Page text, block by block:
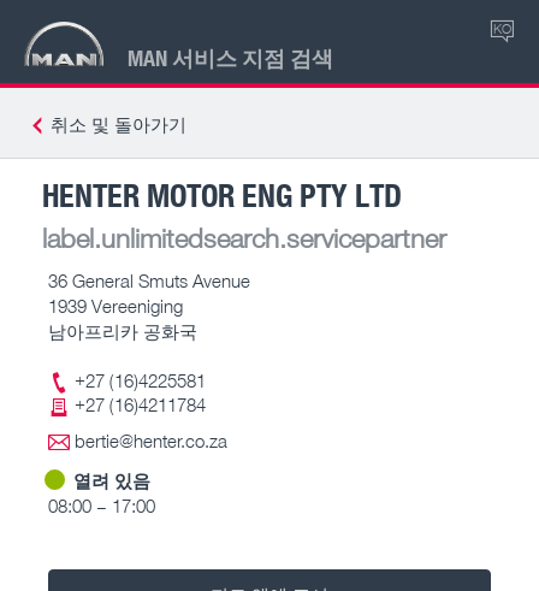
MAN 서비스 지점 검색
KO
취소 및 돌아가기
HENTER MOTOR ENG PTY LTD
label.unlimitedsearch.servicepartner
36 General Smuts Avenue
1939 Vereeniging
남아프리카 공화국
+27 (16)4225581
+27 (16)4211784
bertie@henter.co.za
열려 있음
08:00 – 17:00